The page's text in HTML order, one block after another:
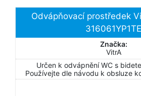
Odvápňovací prostředek
316061YP1TE
Značka:
VitrA
Určen k odvápnění WC s
Používejte dle návodu k obsluze